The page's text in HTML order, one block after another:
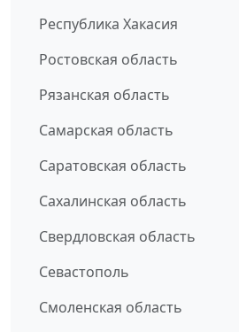
Республика Хакасия
Ростовская область
Рязанская область
Самарская область
Саратовская область
Сахалинская область
Свердловская область
Севастополь
Смоленская область